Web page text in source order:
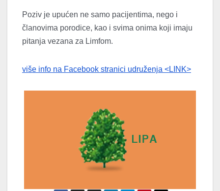
Poziv je upućen ne samo pacijentima, nego i
članovima porodice, kao i svima onima koji imaju
pitanja vezana za Limfom.
više info na Facebook stranici udruženja <LINK>